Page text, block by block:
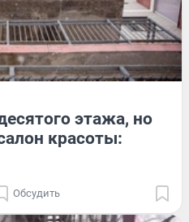
этажа, но
красоты:
Обсудить